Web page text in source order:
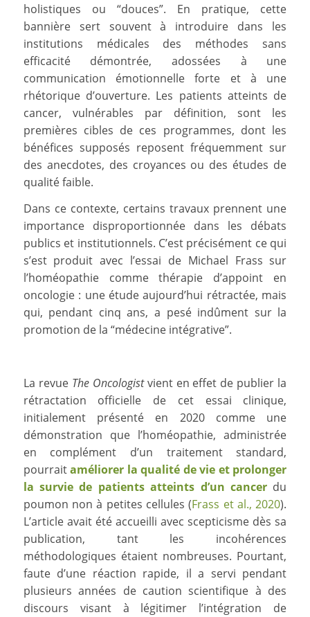
holistiques ou “douces”. En pratique, cette
bannière sert souvent à introduire dans les
institutions médicales des méthodes sans
efficacité démontrée, adossées à une
communication émotionnelle forte et à une
rhétorique d’ouverture. Les patients atteints de
cancer, vulnérables par définition, sont les
premières cibles de ces programmes, dont les
bénéfices supposés reposent fréquemment sur
des anecdotes, des croyances ou des études de
qualité faible.
Dans ce contexte, certains travaux prennent une
importance disproportionnée dans les débats
publics et institutionnels. C’est précisément ce qui
s’est produit avec l’essai de Michael Frass sur
l’homéopathie comme thérapie d’appoint en
oncologie : une étude aujourd’hui rétractée, mais
qui, pendant cinq ans, a pesé indûment sur la
promotion de la “médecine intégrative”.
La revue The Oncologistvient en effet de publier la
rétractation officielle de cet essai clinique,
initialement présenté en 2020 comme une
démonstration que l’homéopathie, administrée
en complément d’un traitement standard,
pourraitaméliorer la qualité de vie et prolonger
la survie de patients atteints d’un cancer du
poumon non à petites cellules (Frass et al., 2020).
L’article avait été accueilli avec scepticisme dès sa
publication, tant les incohérences
méthodologiques étaient nombreuses. Pourtant,
faute d’une réaction rapide, il a servi pendant
plusieurs années de caution scientifique à des
discours visant à légitimer l’intégration de